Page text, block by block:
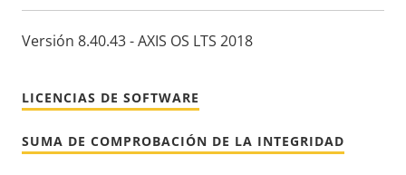
Versión 8.40.43 - AXIS OS LTS 2018
LICENCIAS DE SOFTWARE
SUMA DE COMPROBACIÓN DE LA INTEGRIDAD